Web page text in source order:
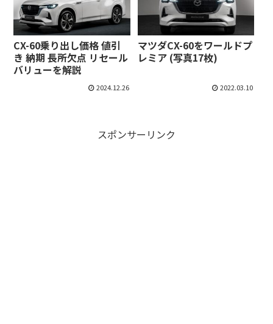
CX-60乗り出し価格 値引
き 納期 長所欠点 リセール
バリューを解説
2024.12.26
マツダCX-60をワールドプ
レミア (写真17枚)
2022.03.10
スポンサーリンク